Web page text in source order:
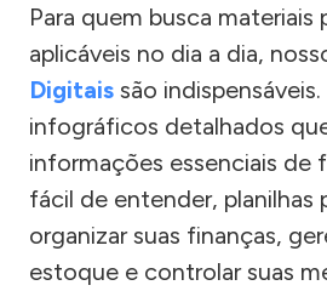
Para quem busca materiais
aplicáveis no dia a dia,
Digitais são
infográficos detalhados
informações essenciais de
fácil de entender, planilhas
organizar suas finanças,
estoque e controlar suas